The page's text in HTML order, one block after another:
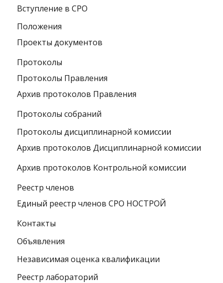
Вступление в СРО
Положения
Проекты документов
Протоколы
Протоколы Правления
Архив протоколов Правления
Протоколы собраний
Протоколы дисциплинарной комиссии
Архив протоколов Дисциплинарной комиссии
Архив протоколов Контрольной комиссии
Реестр членов
Единый реестр членов СРО НОСТРОЙ
Контакты
Объявления
Независимая оценка квалификации
Реестр лабораторий